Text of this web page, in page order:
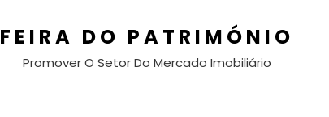
FEIRA DO PATRIMÓNIO
Promover O Setor Do Mercado Imobiliário